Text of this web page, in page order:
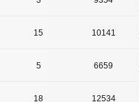
15 10141
5 6659
18 12534